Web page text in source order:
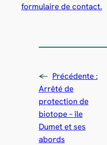
formulaire de contact.
← Précédente :
Arrêté de
protection de
biotope – île
Dumet et ses
abords